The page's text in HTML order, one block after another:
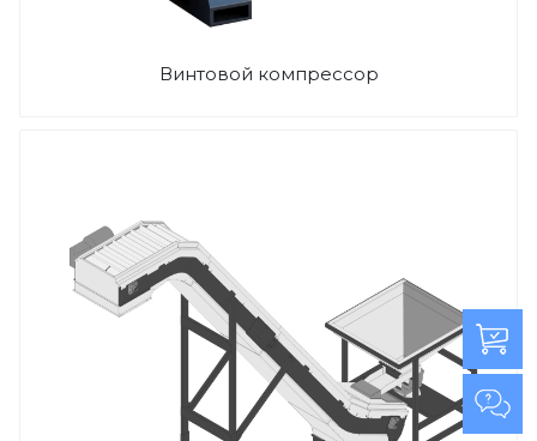
Винтовой компрессор